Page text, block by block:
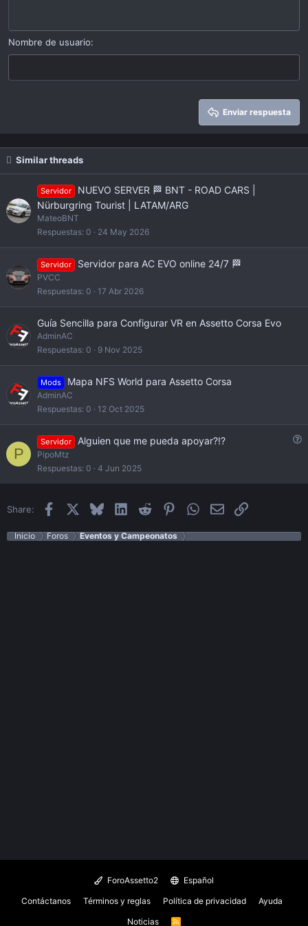
15
18
22
Times New Roman
Justify text
Heading 2
Heading 3
Nombre de usuario
Enviar respuesta
Similar threads
Servidor
NUEVO SERVER 🏁 BNT - ROAD CARS |
Nürburgring Tourist | LATAM/ARG
MateoBNT
Respuestas 0 24 May 2026
Servidor Servidor para AC EVO online 24/7 🏁
PVCC
Respuestas 0 17 Abr 2026
Guía Sencilla para Configurar VR en Assetto Corsa Evo
AdminAC
Respuestas 0 9 Nov 2025
Mods Mapa NFS World para Assetto Corsa
AdminAC
Respuestas 0 12 Oct 2025
P
Q
Servidor Alguien que me pueda apoyar?!?
PipoMtz
Respuestas 0 4 Jun 2025
Share: Facebook BlueskyLinkedInReddit PinterestWhatsApp
EmailEnlace
Inicio Foros Eventos y Campeonatos
ForoAssetto2
Español
Contáctanos
Términos y reglas Política de privacidad
Ayuda
Noticias
R